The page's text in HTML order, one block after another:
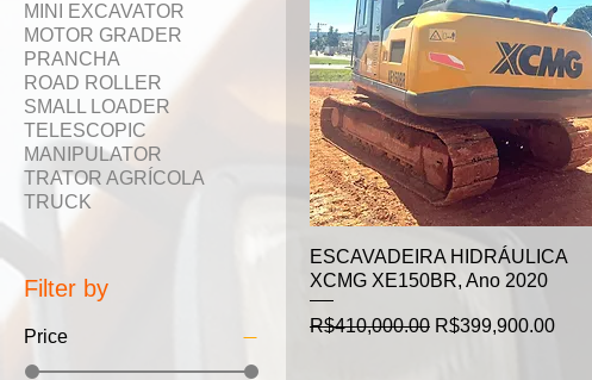
MINI EXCAVATOR
MOTOR GRADER
PRANCHA
ROAD ROLLER
SMALL LOADER
TELESCOPIC
MANIPULATOR
TRATOR AGRÍCOLA
TRUCK
Filter by
Price
ESCAVADEIRA HIDRÁULICA
XCMG XE150BR, Ano 2020
Regular Price
R$410,000.00 Sale Price
R$399,900.00